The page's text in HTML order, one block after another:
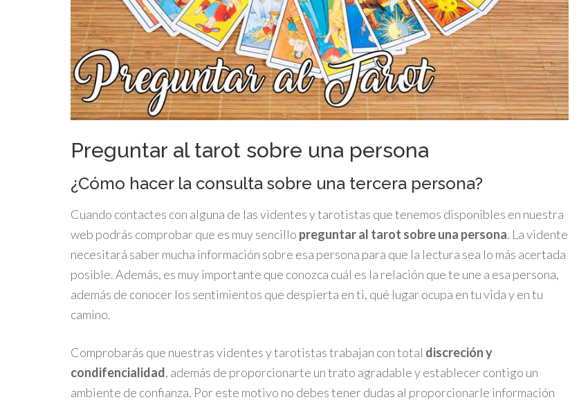
Preguntar al tarot sobre una persona
¿Cómo hacer la consulta sobre una tercera persona?
Cuando contactes con alguna de las videntes y tarotistas que tenemos disponibles en nuestra
web podrás comprobar que es muy sencillo preguntar al tarot sobre una persona. La vidente
necesitará saber mucha información sobre esa persona para que la lectura sea lo más acertada
posible. Además, es muy importante que conozca cuál es la relación que te une a esa persona,
además de conocer los sentimientos que despierta en ti, qué lugar ocupa en tu vida y en tu
camino.
Comprobarás que nuestras videntes y tarotistas trabajan con total discreción y
condifencialidad, además de proporcionarte un trato agradable y establecer contigo un
ambiente de confianza. Por este motivo no debes tener dudas al proporcionarle información